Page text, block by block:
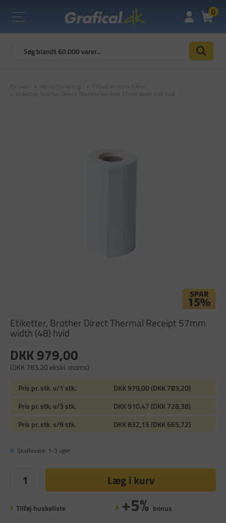
0
Forside Kontorforsyning
Tilbud Kontorartikler
Etiketter, Brother Direct Thermal Receipt 57mm width (48) hvid
Etiketter, Brother Direct Thermal Receipt 57mm
width (48) hvid
DKK 979,00
(DKK 783,20 ekskl. moms)
Pris pr. stk. v/1 stk.
DKK 979,00 (DKK 783,20)
Pris pr. stk. v/3 stk.
DKK 910,47 (DKK 728,38)
Pris pr. stk. v/9 stk.
DKK 832,15 (DKK 665,72)
Skaffevare: 1-3 uger
Læg i kurv
Tilføj huskeliste +5% bonus